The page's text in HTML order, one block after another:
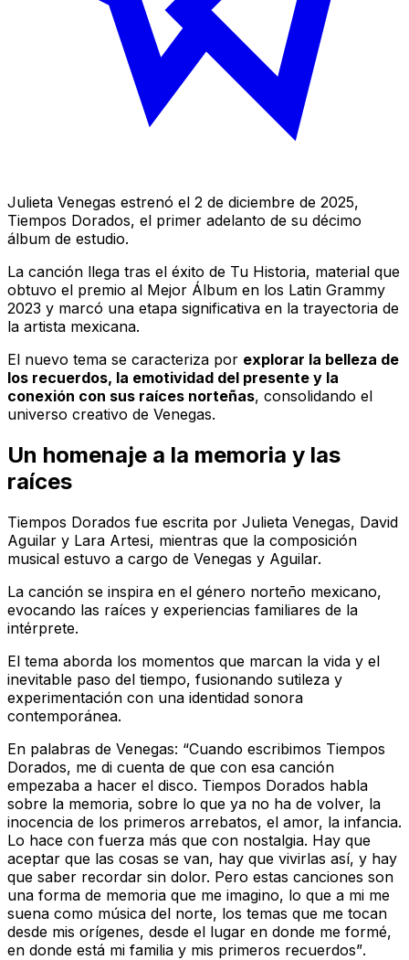
Julieta Venegas estrenó el 2 de diciembre de 2025,
Tiempos Dorados, el primer adelanto de su décimo
álbum de estudio.
La canción llega tras el éxito de Tu Historia, material que
obtuvo el premio al Mejor Álbum en los Latin Grammy
2023 y marcó una etapa significativa en la trayectoria de
la artista mexicana.
El nuevo tema se caracteriza por explorar la belleza de
los recuerdos, la emotividad del presente y la
conexión con sus raíces norteñas, consolidando el
universo creativo de Venegas.
Un homenaje a la memoria y las
raíces
Tiempos Dorados fue escrita por Julieta Venegas, David
Aguilar y Lara Artesi, mientras que la composición
musical estuvo a cargo de Venegas y Aguilar.
La canción se inspira en el género norteño mexicano,
evocando las raíces y experiencias familiares de la
intérprete.
El tema aborda los momentos que marcan la vida y el
inevitable paso del tiempo, fusionando sutileza y
experimentación con una identidad sonora
contemporánea.
En palabras de Venegas: “Cuando escribimos Tiempos
Dorados, me di cuenta de que con esa canción
empezaba a hacer el disco. Tiempos Dorados habla
sobre la memoria, sobre lo que ya no ha de volver, la
inocencia de los primeros arrebatos, el amor, la infancia.
Lo hace con fuerza más que con nostalgia. Hay que
aceptar que las cosas se van, hay que vivirlas así, y hay
que saber recordar sin dolor. Pero estas canciones son
una forma de memoria que me imagino, lo que a mi me
suena como música del norte, los temas que me tocan
desde mis orígenes, desde el lugar en donde me formé,
en donde está mi familia y mis primeros recuerdos”.